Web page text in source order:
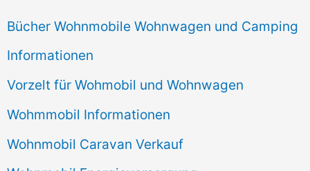
Bücher Wohnmobile Wohnwagen und Camping
Informationen
Vorzelt für Wohmobil und Wohnwagen
Wohmmobil Informationen
Wohnmobil Caravan Verkauf